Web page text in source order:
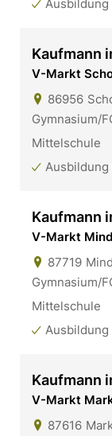
Ausbildung
Kaufmann
V-Markt
86956
Gymnasium/
Mittelschule
Ausbildung
Kaufmann
V-Markt
87719
Gymnasium/
Mittelschule
Ausbildung
Kaufmann
V-Markt
87616